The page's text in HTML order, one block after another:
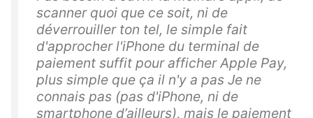
scanner quoi que ce soit, ni de
déverrouiller ton tel, le simple fait
d'approcher l'iPhone du terminal de
paiement suffit pour afficher Apple Pay,
plus simple que ça il n'y a pas Je ne
connais pas (pas d'iPhone, ni de
smartphone d’ailleurs), mais le paiement